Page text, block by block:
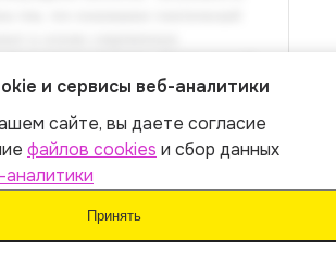
Оплатить
и сервисы веб-аналитики
сайте, вы даете согласие
файлов cookies и сбор данных
Принять